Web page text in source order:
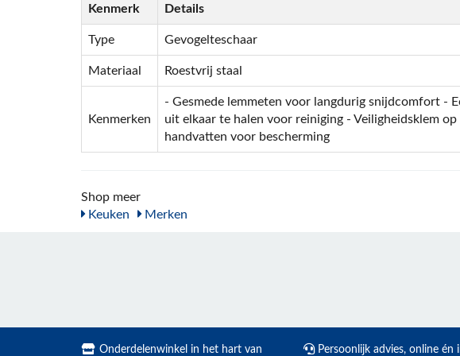
Kenmerk Details
Type Gevogelteschaar
Materiaal Roestvrij staal
Kenmerken
- Gesmede lemmeten voor langdurig snijdcomfort -
uit elkaar te halen voor reiniging - Veiligheidsklem op
handvatten voor bescherming
Shop meer
Keuken
Merken
Onderdelenwinkel in het hart van
Persoonlijk advies, online én